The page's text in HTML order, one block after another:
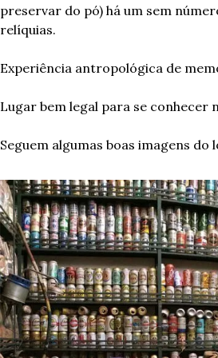
preservar do pó) há um sem
relíquias.
Experiência antropológica de
Lugar bem legal para se conhecer
Seguem algumas boas imagens do